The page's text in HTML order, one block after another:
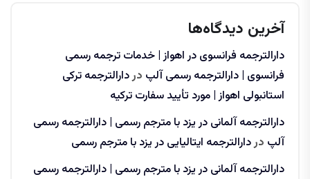
آخرین دیدگاه‌ها
دارالترجمه فرانسوی در اهواز | خدمات ترجمه رسمی
فرانسوی | دارالترجمه رسمی آلپ دردارالترجمه ترکی
استانبولی اهواز | مورد تأیید سفارت ترکیه
دارالترجمه آلمانی در یزد با مترجم رسمی | دارالترجمه رسمی
آلپ دردارالترجمه ایتالیایی در یزد با مترجم رسمی
دارالترجمه آلمانی در یزد با مترجم رسمی | دارالترجمه رسمی